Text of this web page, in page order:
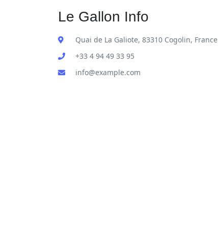
Le Gallon Info
Quai de La Galiote, 83310 Cogolin, France
+33 4 94 49 33 95
info@example.com